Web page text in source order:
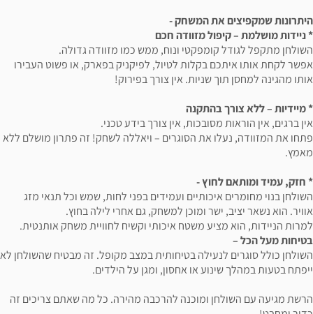
היתרונות שמקפיצים את המשחק -
* ניידות מושלמת – קיפול מזוודה חכם
השולחן מתקפל לגודל קומפקטי ונוח, ממש כמו מזוודה גדולה.
אפשר לקחת אותו איתכם בקלות לטיול, לפיקניק בפארק, או פשוט העבירו
אותו מהגינה למחסן תוך שניות. אין צורך בפירוק!
* מיידיות – ללא צורך בהתקנה
אין ברגים, אין הוראות מסובכות, אין צורך בידע טכני.
פתחו את המזוודה, נעלו את הסוגרים – ויאללה לשחק! זה פתרון מושלם ללא
מאמץ.
* חזק, עמיד ומותאם לחוץ -
השולחן בנוי מחומרים איכותיים ועמידים בפני לחות, שמש וכל תנאי מזג
אוויר. הוא נשאר יציב, ישר ומוכן למשחק, גם אחרי לילה בחוץ.
למרות הניידות, הוא מציע משטח איכותי וקשיח לחוויית משחק אותנטית.
בטיחות מעל הכל –
השולחן כולל סוגרים לנעילה בטיחותית במצב מקופל. זה מבטיח שהשולחן לא
ייפתח בטעות במהלך שינוע או אחסון, ומגן על הילדים.
הרשת מגיעה עם השולחן ומוכנה להרכבה מהירה. כל מה שאתם צריכים זה